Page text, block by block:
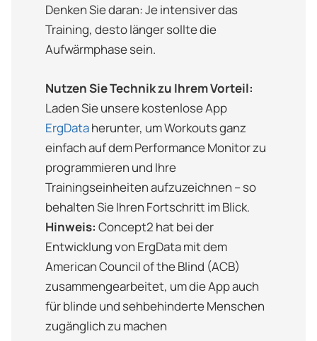
Denken Sie daran: Je intensiver das
Training, desto länger sollte die
Aufwärmphase sein.
Nutzen Sie Technik zu Ihrem Vorteil:
Laden Sie unsere kostenlose App
ErgDataherunter, um Workouts ganz
einfach auf dem Performance Monitor zu
programmieren und Ihre
Trainingseinheiten aufzuzeichnen – so
behalten Sie Ihren Fortschritt im Blick.
Hinweis: Concept2 hat bei der
Entwicklung von ErgData mit dem
American Council of the Blind (ACB)
zusammengearbeitet, um die App auch
für blinde und sehbehinderte Menschen
zugänglich zu machen